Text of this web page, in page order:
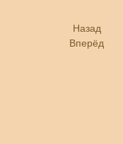
Назад
Вперёд